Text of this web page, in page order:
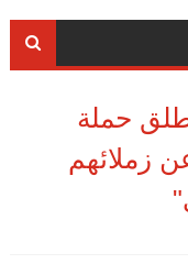
حملة
زملائهم